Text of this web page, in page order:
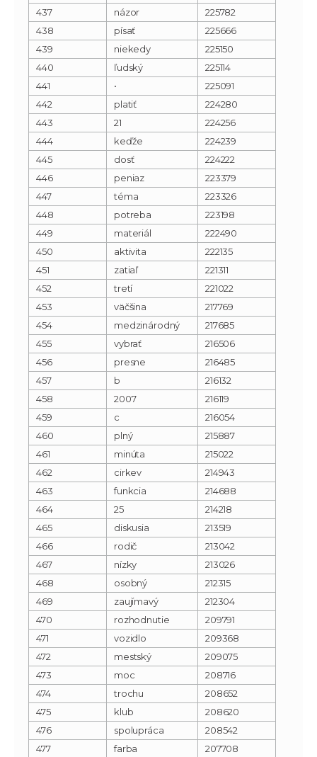
437 názor
225782
438
písať
225666
439
niekedy
225150
440
ľudský
225114
441
•
225091
442
platiť
224280
443
21
224256
444
keďže
224239
445
dosť
224222
446
peniaz
223379
447
téma
223326
448
potreba
223198
449
materiál
222490
450
aktivita
222135
451
zatiaľ
221311
452
tretí
221022
453
väčšina
217769
454
medzinárodný
217685
455
vybrať
216506
456
presne
216485
457
b
216132
458
2007
216119
459
c
216054
460
plný
215887
461
minúta
215022
462
cirkev
214943
463
funkcia
214688
464
25
214218
465
diskusia
213519
466
rodič
213042
467
nízky
213026
468
osobný
212315
469
zaujímavý
212304
470
rozhodnutie
209791
471
vozidlo
209368
472
mestský
209075
473
moc
208716
474
trochu
208652
475
klub
208620
476
spolupráca
208542
477
farba
207708